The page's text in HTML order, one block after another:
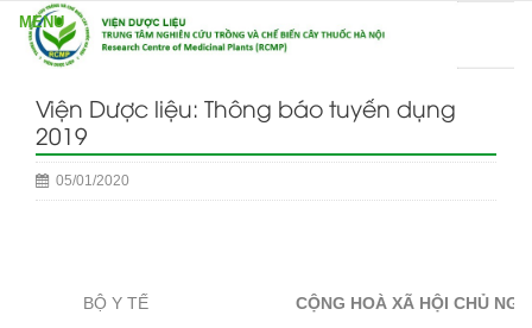
Viện Dược liệu: Thông báo tuyển dụng
2019
05/01/2020
BỘ Y TẾ
CỘNG HOÀ XÃ HỘI CHỦ